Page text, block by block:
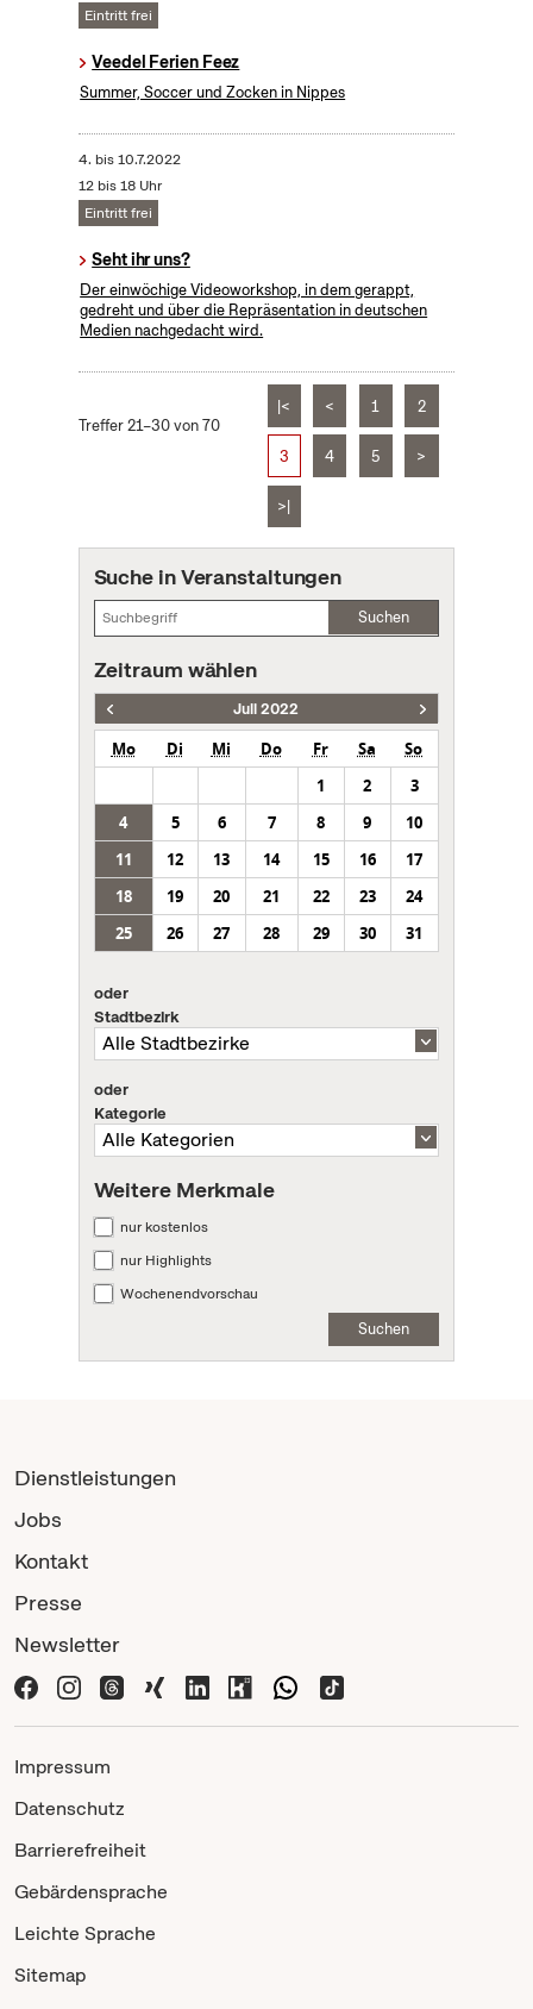
Eintritt frei
Veedel Ferien Feez
Summer, Soccer und Zocken in Nippes
4. bis10.7.2022
12 bis 18 Uhr
Eintritt frei
Seht ihr uns?
Der einwöchige Videoworkshop, in dem gerappt,
gedreht und über die Repräsentation in deutschen
Medien nachgedacht wird.
Treffer 21–30 von 70
|< < 1 2
3 4 5 >
>|
Suche in Veranstaltungen
Suchen
Zeitraum wählen
Juli 2022
Mo Di Mi Do Fr Sa
So
1
2
3
4
5 6 7 8 9
10
11
12 13 14 15 16
17
18
19 20 21 22 23
24
25
26 27 28 29 30 31
oder
Stadtbezirk
oder
Kategorie
Weitere Merkmale
nur kostenlos
nur Highlights
Wochenendvorschau
Suchen
Dienstleistungen
Jobs
Kontakt
Presse
Newsletter
Impressum
Datenschutz
Barrierefreiheit
Gebärdensprache
Leichte Sprache
Sitemap